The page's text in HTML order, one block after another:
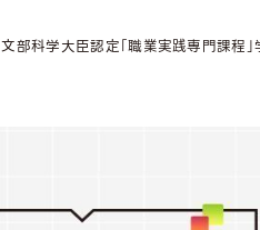
文部科学大臣認定「職業実践専門課程